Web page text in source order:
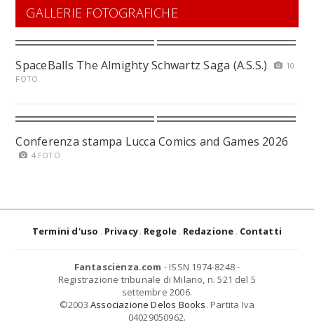
GALLERIE FOTOGRAFICHE
SpaceBalls The Almighty Schwartz Saga (A.S.S.)
10
FOTO
Conferenza stampa Lucca Comics and Games 2026
4 FOTO
Termini d'uso Privacy Regole Redazione Contatti
Fantascienza.com - ISSN 1974-8248 -
Registrazione tribunale di Milano, n. 521 del 5
settembre 2006.
©2003 Associazione Delos Books. Partita Iva
04029050962.